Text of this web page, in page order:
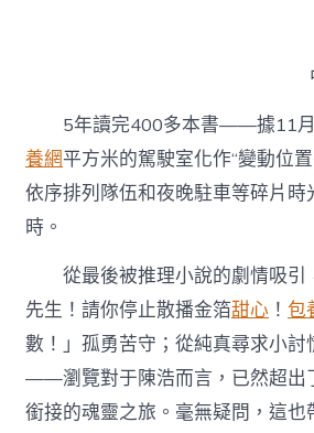
5年讀完400多本書——據11
養網平方米的駕駛室化作“變動位
依序排列隊伍和夜晚駐車等碎片
時。
從最後被推理小說的劇情吸
先生！請你停止散播金箔甜心 ！ 包
數！」孤勇苦守；從純真尋求小
——瀏覽對于陳浩而言，已然超出
銜接的魂靈之旅。毫無疑問，這也